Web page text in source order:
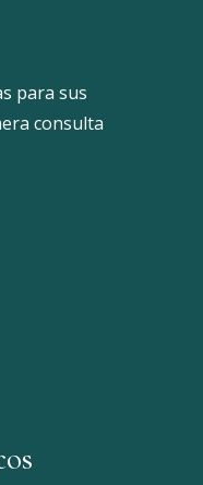
para sus
consulta